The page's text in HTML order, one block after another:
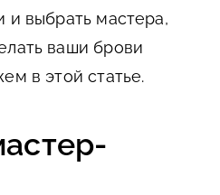
и выбрать мастера,
ваши брови
в этой статье.